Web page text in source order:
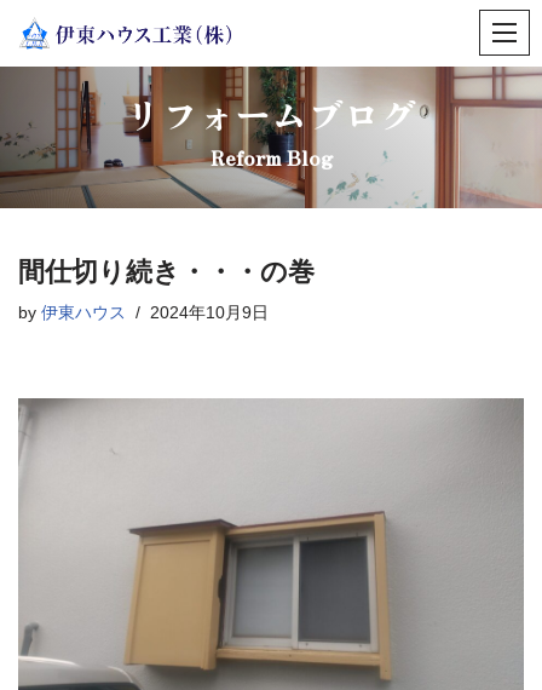
コ
テ
ン
ツ
へ
キ
プ
リフォームブログ
Reform Blog
間仕切り続き・・・の巻
by 伊東ハウス 2024年10月9日